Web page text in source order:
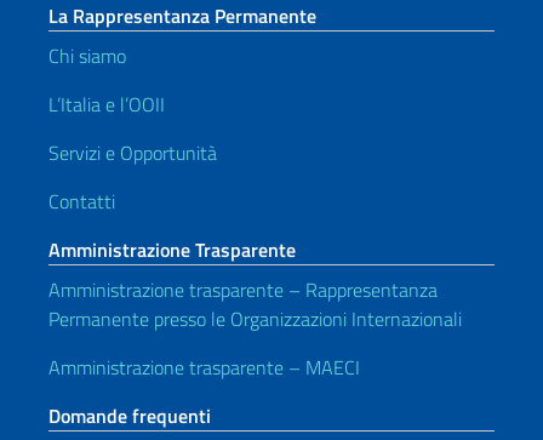
La Rappresentanza Permanente
Chi siamo
L’Italia e l’OOII
Servizi e Opportunità
Contatti
Amministrazione Trasparente
Amministrazione trasparente – Rappresentanza
Permanente presso le Organizzazioni Internazionali
Amministrazione trasparente – MAECI
Domande frequenti